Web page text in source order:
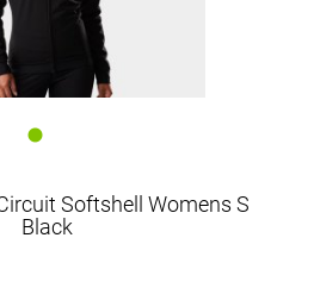
Softshell Womens S
Black